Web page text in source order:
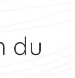
du